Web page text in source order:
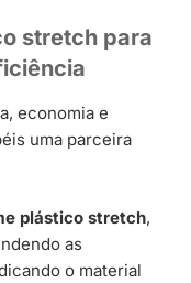
stretch para
economia e
uma parceira
plástico stretch,
as
o material